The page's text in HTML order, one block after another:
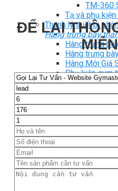
TM-360
Tạ và phụ
Thanh lý thiết bị
Hàng trưng bày
Hàng trưng
Hàng trưng
Hàng Mới Giá
Phụ kiện gym
Setup Phòng Gym
Dự án tiêu biểu
Tuyển Cộng Tác Viên
Blog
Tin tức
Hướng dẫn tập luyện
Chế độ ăn uống
Liên Hệ
Tìm kiếm:
ĐỂ LẠI